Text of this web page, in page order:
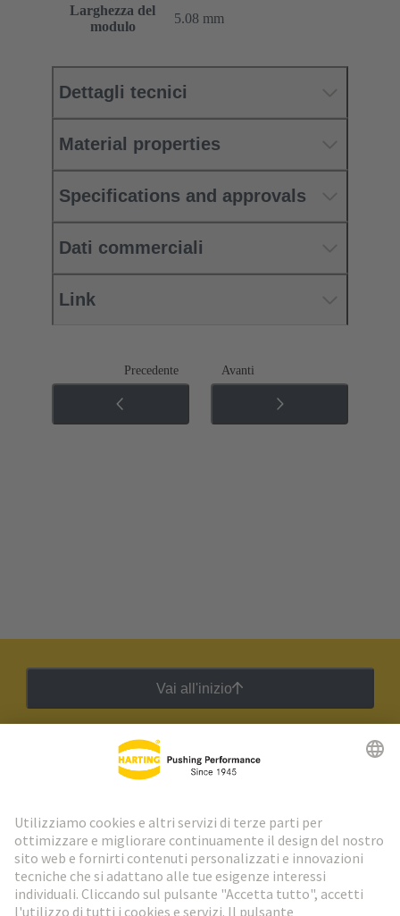
Larghezza del
modulo
5.08 mm
Dettagli tecnici
Material properties
Specifications and approvals
Dati commerciali
Link
Precedente Avanti
Vai all'inizio
Newsletter HARTING
Vai al registrazione